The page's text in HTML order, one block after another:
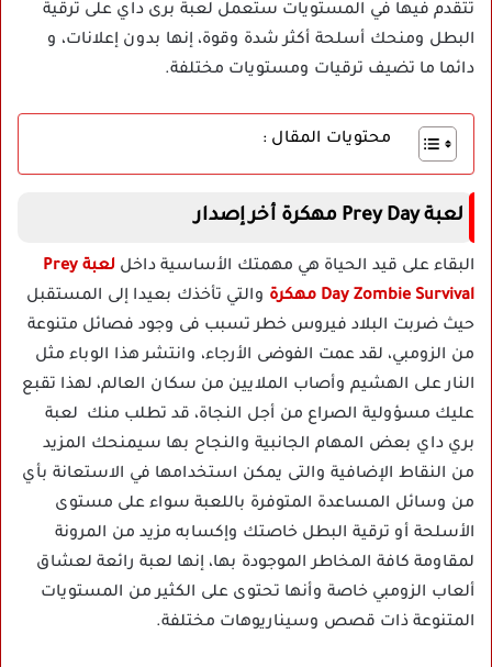
تتقدم فيها في المستويات ستعمل لعبة برى داي على ترقية
البطل ومنحك أسلحة أكثر شدة وقوة، إنها بدون إعلانات، و
دائما ما تضيف ترقيات ومستويات مختلفة.
محتويات المقال :
لعبة Prey Day مهكرة أخر إصدار
البقاء على قيد الحياة هي مهمتك الأساسية داخل
لعبة Prey
Day Zombie Survival مهكرة
والتي تأخذك بعيدا إلى المستقبل
حيث ضربت البلاد فيروس خطر تسبب فى وجود فصائل متنوعة
من الزومبي، لقد عمت الفوضى الأرجاء، وانتشر هذا الوباء مثل
النار على الهشيم وأصاب الملايين من سكان العالم، لهذا تقبع
عليك مسؤولية الصراع من أجل النجاة، قد تطلب منك لعبة
بري داي بعض المهام الجانبية والنجاح بها سيمنحك المزيد
من النقاط الإضافية والتى يمكن استخدامها في الاستعانة بأي
من وسائل المساعدة المتوفرة باللعبة سواء على مستوى
الأسلحة أو ترقية البطل خاصتك وإكسابه مزيد من المرونة
لمقاومة كافة المخاطر الموجودة بها، إنها لعبة رائعة لعشاق
ألعاب الزومبي خاصة وأنها تحتوى على الكثير من المستويات
المتنوعة ذات قصص وسيناريوهات مختلفة.